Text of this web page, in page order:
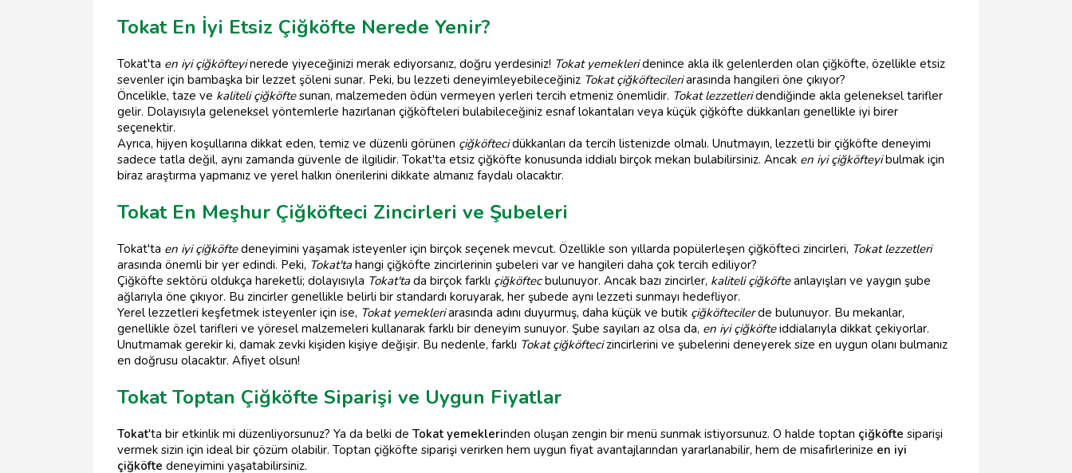
Tokat En İyi Etsiz Çiğköfte Nerede Yenir?
Tokat'ta en iyi çiğköfteyinerede yiyeceğinizi merak ediyorsanız, doğru yerdesiniz! Tokat yemekleridenince akla ilk gelenlerden olan çiğköfte, özellikle etsiz
sevenler için bambaşka bir lezzet şöleni sunar. Peki, bu lezzeti deneyimleyebileceğiniz Tokat çiğköftecileriarasında hangileri öne çıkıyor?
Öncelikle, taze ve kaliteli çiğköftesunan, malzemeden ödün vermeyen yerleri tercih etmeniz önemlidir. Tokat lezzetleridendiğinde akla geleneksel tarifler
gelir. Dolayısıyla geleneksel yöntemlerle hazırlanan çiğköfteleri bulabileceğiniz esnaf lokantaları veya küçük çiğköfte dükkanları genellikle iyi birer
seçenektir.
Ayrıca, hijyen koşullarına dikkat eden, temiz ve düzenli görünen çiğköftecidükkanları da tercih listenizde olmalı. Unutmayın, lezzetli bir çiğköfte deneyimi
sadece tatla değil, aynı zamanda güvenle de ilgilidir. Tokat'ta etsiz çiğköfte konusunda iddialı birçok mekan bulabilirsiniz. Ancak en iyi çiğköfteyibulmak için
biraz araştırma yapmanız ve yerel halkın önerilerini dikkate almanız faydalı olacaktır.
Tokat En Meşhur Çiğköfteci Zincirleri ve Şubeleri
Tokat'ta en iyi çiğköftedeneyimini yaşamak isteyenler için birçok seçenek mevcut. Özellikle son yıllarda popülerleşen çiğköfteci zincirleri, Tokat lezzetleri
arasında önemli bir yer edindi. Peki, Tokat'tahangi çiğköfte zincirlerinin şubeleri var ve hangileri daha çok tercih ediliyor?
Çiğköfte sektörü oldukça hareketli; dolayısıyla Tokat'tada birçok farklı çiğköftecbulunuyor. Ancak bazı zincirler, kaliteli çiğköfteanlayışları ve yaygın şube
ağlarıyla öne çıkıyor. Bu zincirler genellikle belirli bir standardı koruyarak, her şubede aynı lezzeti sunmayı hedefliyor.
Yerel lezzetleri keşfetmek isteyenler için ise, Tokat yemekleriarasında adını duyurmuş, daha küçük ve butik çiğköftecilerde bulunuyor. Bu mekanlar,
genellikle özel tarifleri ve yöresel malzemeleri kullanarak farklı bir deneyim sunuyor. Şube sayıları az olsa da, en iyi çiğköfteiddialarıyla dikkat çekiyorlar.
Unutmamak gerekir ki, damak zevki kişiden kişiye değişir. Bu nedenle, farklı Tokat çiğköftecizincirlerini ve şubelerini deneyerek size en uygun olanı bulmanız
en doğrusu olacaktır. Afiyet olsun!
Tokat Toptan Çiğköfte Siparişi ve Uygun Fiyatlar
Tokat'ta bir etkinlik mi düzenliyorsunuz? Ya da belki de Tokat yemeklerinden oluşan zengin bir menü sunmak istiyorsunuz. O halde toptan çiğköfte siparişi
vermek sizin için ideal bir çözüm olabilir. Toptan çiğköfte siparişi verirken hem uygun fiyat avantajlarından yararlanabilir, hem de misafirlerinize en iyi
çiğköfte deneyimini yaşatabilirsiniz.